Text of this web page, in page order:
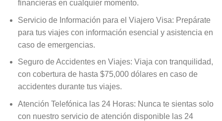
financieras en cualquier momento.
Servicio de Información para el Viajero Visa: Prepárate
para tus viajes con información esencial y asistencia en
caso de emergencias.
Seguro de Accidentes en Viajes: Viaja con tranquilidad,
con cobertura de hasta $75,000 dólares en caso de
accidentes durante tus viajes.
Atención Telefónica las 24 Horas: Nunca te sientas solo
con nuestro servicio de atención disponible las 24